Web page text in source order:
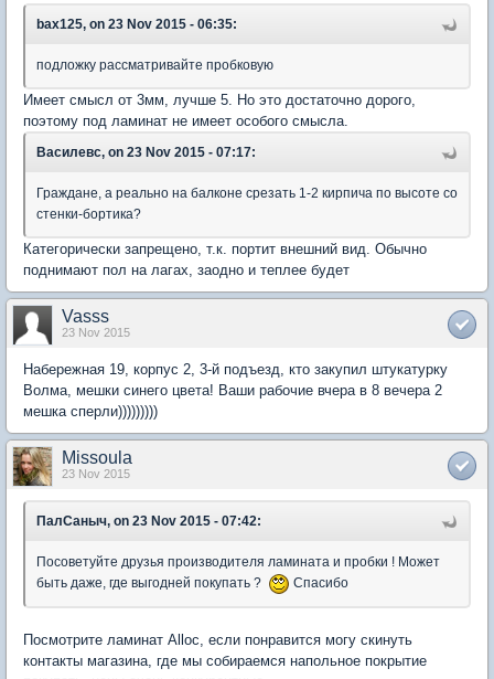
bax125, on 23 Nov 2015 - 06:35:
подложку рассматривайте пробковую
Имеет смысл от 3мм, лучше 5. Но это достаточно дорого,
поэтому под ламинат не имеет особого смысла.
Василевс, on 23 Nov 2015 - 07:17:
Граждане, а реально на балконе срезать 1-2 кирпича по высоте со
стенки-бортика?
Категорически запрещено, т.к. портит внешний вид. Обычно
поднимают пол на лагах, заодно и теплее будет
Vasss
23 Nov 2015
Набережная 19, корпус 2, 3-й подъезд, кто закупил штукатурку
Волма, мешки синего цвета! Ваши рабочие вчера в 8 вечера 2
мешка сперли)))))))))
Missoula
23 Nov 2015
ПалСаныч, on 23 Nov 2015 - 07:42:
Посоветуйте друзья производителя ламината и пробки ! Может
быть даже, где выгодней покупать ?
Cпасибо
Посмотрите ламинат Alloc, если понравится могу скинуть
контакты магазина, где мы собираемся напольное покрытие